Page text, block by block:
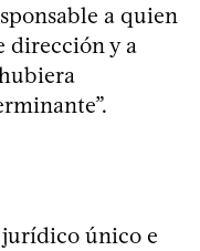
a quien
dirección y a
único e